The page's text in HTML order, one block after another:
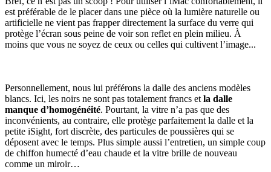
est préférable de le placer dans une pièce où la lumière naturelle ou
artificielle ne vient pas frapper directement la surface du verre qui
protège l’écran sous peine de voir son reflet en plein milieu. À
moins que vous ne soyez de ceux ou celles qui cultivent l’image...
Personnellement, nous lui préférons la dalle des anciens modèles
blancs. Ici, les noirs ne sont pas totalement francs et la dalle
manque d’homogénéité. Pourtant, la vitre n’a pas que des
inconvénients, au contraire, elle protège parfaitement la dalle et la
petite iSight, fort discrète, des particules de poussières qui se
déposent avec le temps. Plus simple aussi l’entretien, un simple coup
de chiffon humecté d’eau chaude et la vitre brille de nouveau
comme un miroir…